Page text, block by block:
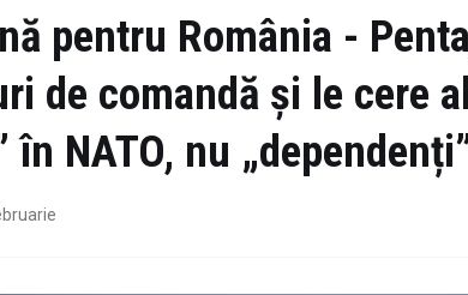
pentru România -
de comandă și le cere
în NATO, nu